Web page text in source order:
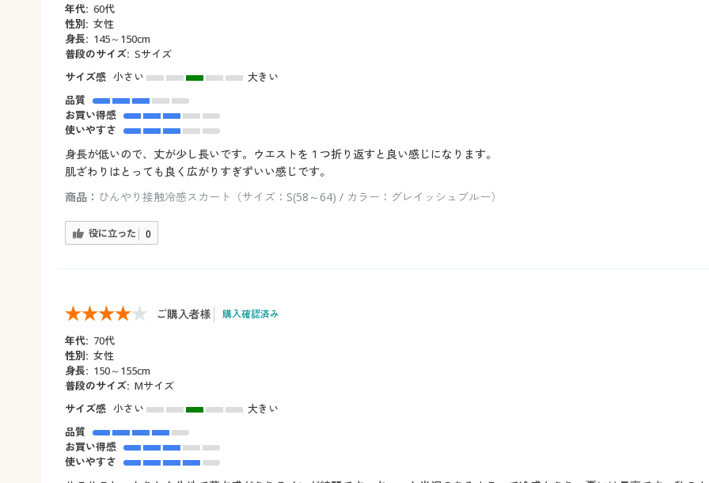
年代: 60代
性別: 女性
身長: 145～150cm
普段のサイズ: Sサイズ
サイズ感 小さい
大きい
品質
お買い得感
使いやすさ
身長が低いので、丈が少し長いです。ウエストを１つ折り返すと良い感じになります。
肌ざわりはとっても良く広がりすぎずいい感じです。
商品： ひんやり接触冷感スカート（サイズ：S(58～64) / カラー：グレイッシュブルー）
役に立った 0
ご購入者様 購入確認済み
年代: 70代
性別: 女性
身長: 150～155cm
普段のサイズ: Mサイズ
サイズ感 小さい
大きい
品質
お買い得感
使いやすさ